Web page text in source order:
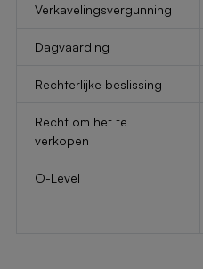
Verkavelingsvergunning
Dagvaarding
Rechterlijke beslissing
Recht om het te
verkopen
O-Level